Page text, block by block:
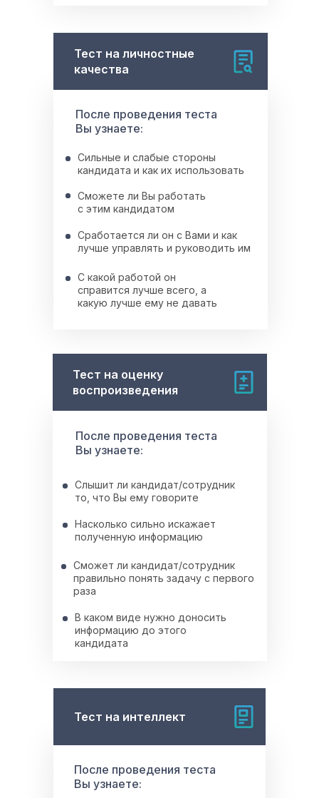
Тест на личностные
качества
После проведения теста
Вы узнаете:
Сильные и слабые стороны
кандидата и как их использовать
Сможете ли Вы работать
с этим кандидатом
Сработается ли он с Вами и как
лучше управлять и руководить им
С какой работой он
справится лучше всего, а
какую лучше ему не давать
Тест на оценку
воспроизведения
После проведения теста
Вы узнаете:
Слышит ли кандидат/сотрудник
то, что Вы ему говорите
Насколько сильно искажает
полученную информацию
Сможет ли кандидат/сотрудник
правильно понять задачу с первого
раза
В каком виде нужно доносить
информацию до этого
кандидата
Тест на интеллект
После проведения теста
Вы узнаете: